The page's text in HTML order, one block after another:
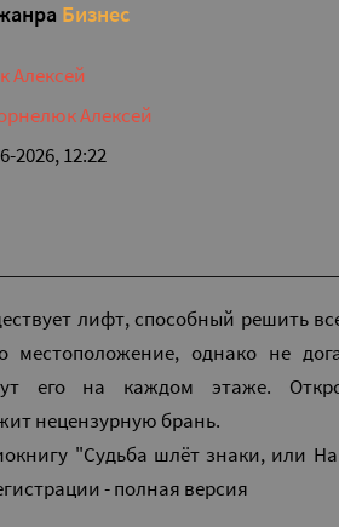
Бизнес
Алексей
Алексей
2026, 12:22
лифт, способный решить
местоположение, однако не
его на каждом этаже.
нецензурную брань.
"Судьба шлёт знаки, или
- полная версия